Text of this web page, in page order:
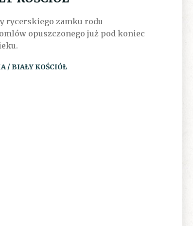
rycerskiego zamku rodu
opuszczonego już pod koniec
/ BIAŁY KOŚCIÓŁ